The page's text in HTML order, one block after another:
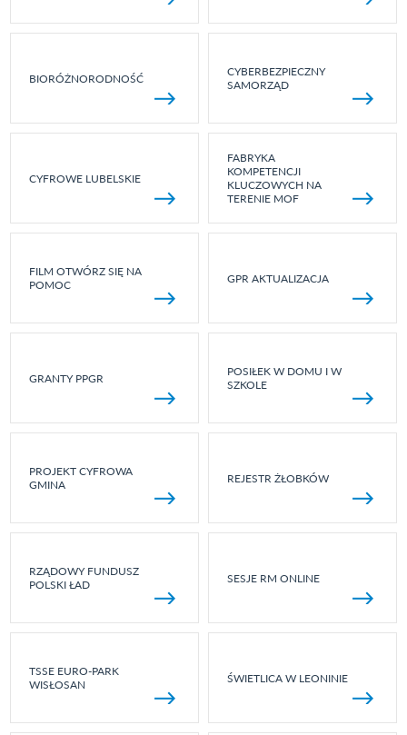
BIORÓŻNORODNOŚĆ
CYBERBEZPIECZNY
SAMORZĄD
CYFROWE LUBELSKIE
FABRYKA
KOMPETENCJI
KLUCZOWYCH NA
TERENIE MOF
FILM OTWÓRZ SIĘ NA
POMOC
GPR AKTUALIZACJA
GRANTY PPGR
POSIŁEK W DOMU I W
SZKOLE
PROJEKT CYFROWA
GMINA
REJESTR ŻŁOBKÓW
RZĄDOWY FUNDUSZ
POLSKI ŁAD
SESJE RM ONLINE
TSSE EURO-PARK
WISŁOSAN
ŚWIETLICA W LEONINIE